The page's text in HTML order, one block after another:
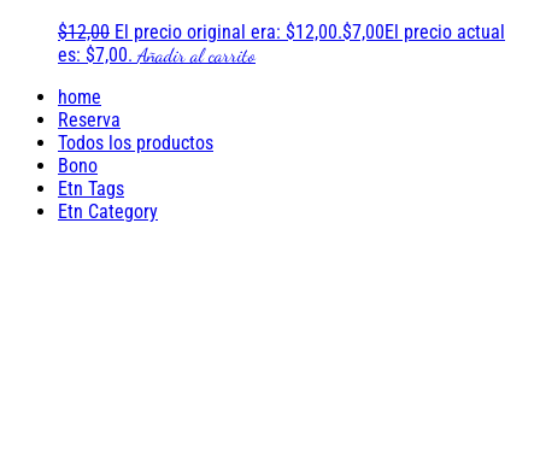
$12,00 El precio original era: $12,00.$7,00El precio actual
es: $7,00. Añadir al carrito
home
Reserva
Todos los productos
Bono
Etn Tags
Etn Category